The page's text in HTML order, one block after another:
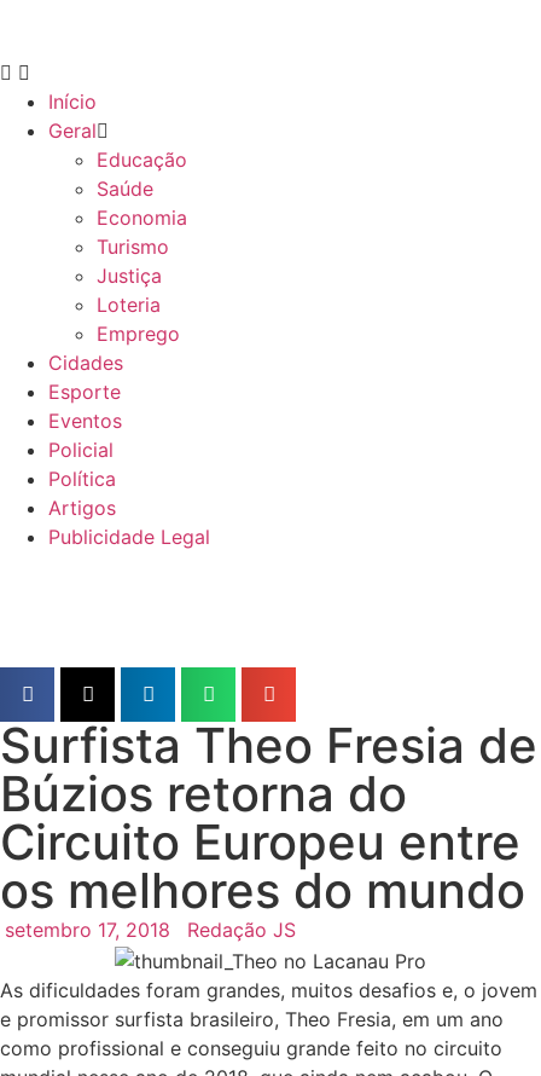
Início
Geral
Educação
Saúde
Economia
Turismo
Justiça
Loteria
Emprego
Cidades
Esporte
Eventos
Policial
Política
Artigos
Publicidade Legal
Surfista Theo Fresia de
Búzios retorna do
Circuito Europeu entre
os melhores do mundo
setembro 17, 2018 Redação JS
As dificuldades foram grandes, muitos desafios e, o jovem
e promissor surfista brasileiro, Theo Fresia, em um ano
como profissional e conseguiu grande feito no circuito